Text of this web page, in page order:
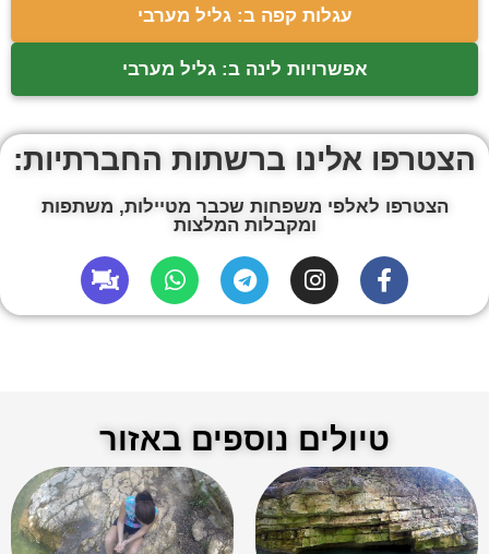
עגלות קפה ב: גליל מערבי
אפשרויות לינה ב: גליל מערבי
הצטרפו אלינו ברשתות החברתיות:
הצטרפו לאלפי משפחות שכבר מטיילות, משתפות
ומקבלות המלצות
טיולים נוספים באזור